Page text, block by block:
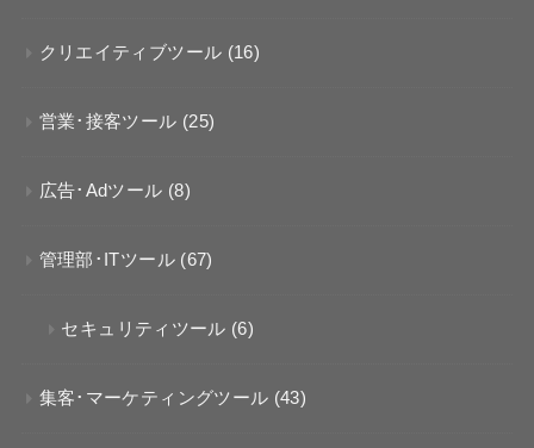
クリエイティブツール (16)
営業･接客ツール (25)
広告･Adツール (8)
管理部･ITツール (67)
セキュリティツール (6)
集客･マーケティングツール (43)